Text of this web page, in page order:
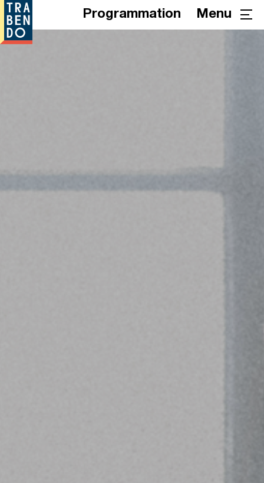
Programmation Menu